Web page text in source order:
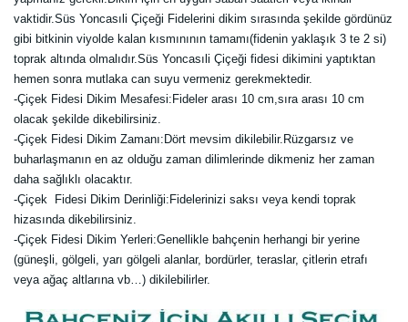
vaktidir.Süs Yoncasıli Çiçeği Fidelerini dikim sırasında şekilde gördünüz
gibi bitkinin viyolde kalan kısmınının tamamı(fidenin yaklaşık 3 te 2 si)
toprak altında olmalıdır.Süs Yoncasıli Çiçeği fidesi dikimini yaptıktan
hemen sonra mutlaka can suyu vermeniz gerekmektedir.
-Çiçek Fidesi Dikim Mesafesi:Fideler arası 10 cm,sıra arası 10 cm
olacak şekilde dikebilirsiniz.
-Çiçek Fidesi Dikim Zamanı:Dört mevsim dikilebilir.Rüzgarsız ve
buharlaşmanın en az olduğu zaman dilimlerinde dikmeniz her zaman
daha sağlıklı olacaktır.
-Çiçek Fidesi Dikim Derinliği:Fidelerinizi saksı veya kendi toprak
hizasında dikebilirsiniz.
-Çiçek Fidesi Dikim Yerleri:Genellikle bahçenin herhangi bir yerine
(güneşli, gölgeli, yarı gölgeli alanlar, bordürler, teraslar, çitlerin etrafı
veya ağaç altlarına vb…) dikilebilirler.